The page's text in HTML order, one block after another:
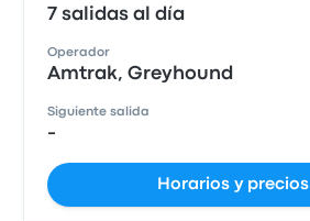
7 salidas al día
Operador
Amtrak, Greyhound
Siguiente salida
-
Horarios y precios